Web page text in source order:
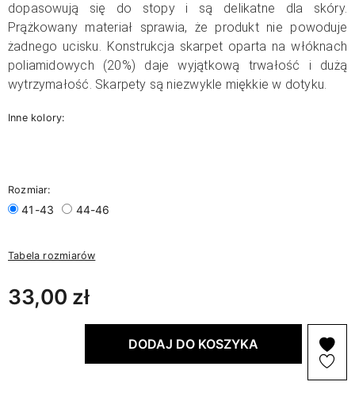
dopasowują się do stopy i są delikatne dla skóry.
Prążkowany materiał sprawia, że produkt nie powoduje
żadnego ucisku. Konstrukcja skarpet oparta na włóknach
poliamidowych (20%) daje wyjątkową trwałość i dużą
wytrzymałość. Skarpety są niezwykle miękkie w dotyku.
Inne kolory:
Rozmiar:
41-43 44-46
Tabela rozmiarów
33,00 zł
DODAJ DO KOSZYKA